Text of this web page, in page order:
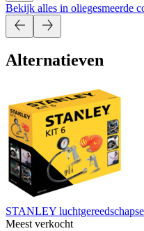
Bekijk alles in oliegesmeerde
Alternatieven
STANLEY
Meest verkocht